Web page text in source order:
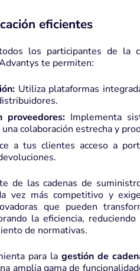
eficientes
los participantes de la
te permiten:
Utiliza plataformas
proveedores: Implementa
colaboración estrecha y
a tus clientes acceso a
de las cadenas de
vez más competitivo y
que pueden
la eficiencia,
de normativas.
para lagestión de
amplia gama de